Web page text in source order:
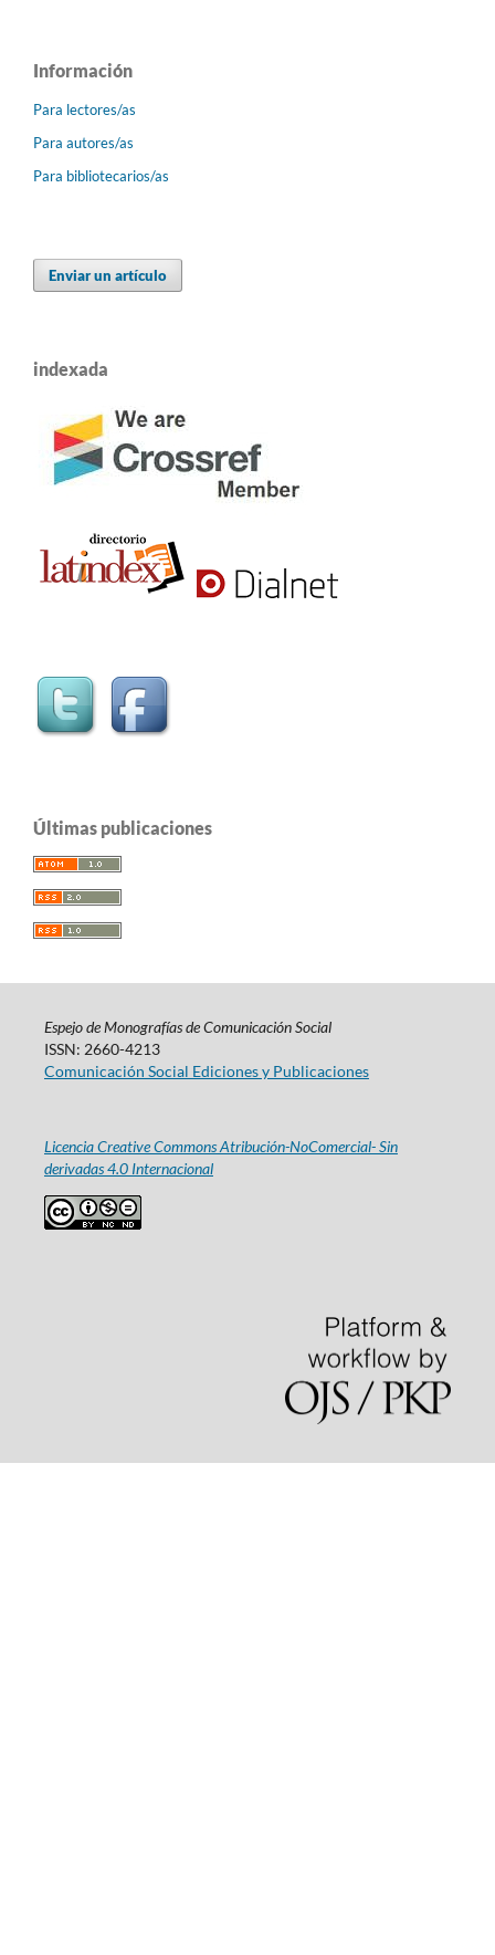
Información
Para lectores/as
Para autores/as
Para bibliotecarios/as
Enviar un artículo
indexada
Últimas publicaciones
Espejo de Monografías de Comunicación Social
ISSN: 2660-4213
Comunicación Social Ediciones y Publicaciones
Licencia Creative Commons Atribución-NoComercial- Sin
derivadas 4.0 Internacional